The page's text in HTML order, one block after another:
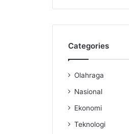
Categories
Olahraga
Nasional
Ekonomi
Teknologi